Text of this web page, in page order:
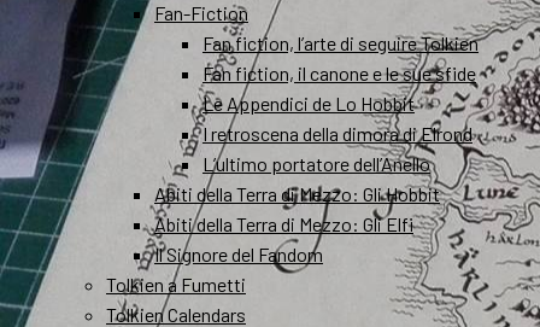
Fan-Fiction
Fan fiction, l’arte di seguire Tolkien
Fan fiction, il canone e le sue sfide
Le Appendici de Lo Hobbit
I retroscena della dimora di Elrond
L’ultimo portatore dell’Anello
Abiti della Terra di Mezzo: Gli Hobbit
Abiti della Terra di Mezzo: Gli Elfi
Il Signore del Fandom
Tolkien a Fumetti
Tolkien Calendars